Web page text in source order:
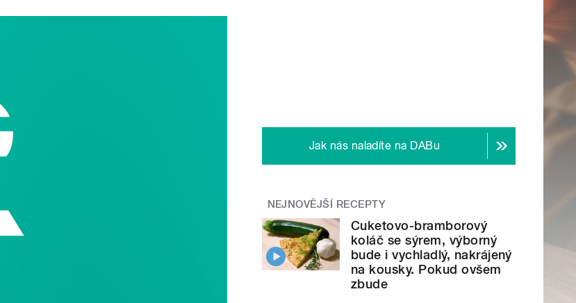
Jak nás naladíte na DABu
NEJNOVĚJŠÍ RECEPTY
Cuketovo-bramborový
koláč se sýrem, výborný
bude i vychladlý, nakrájený
na kousky. Pokud ovšem
zbude